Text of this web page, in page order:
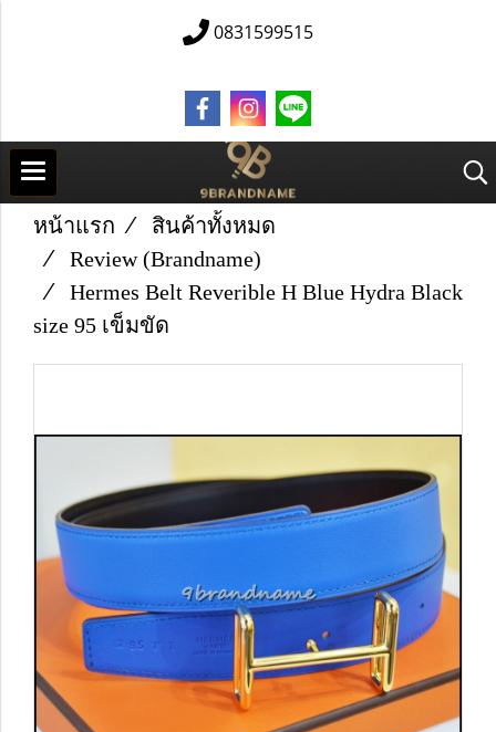
0831599515
หน้าแรก
สินค้าทั้งหมด
Review (Brandname)
Hermes Belt Reverible H Blue Hydra Black
size 95 เข็มขัด